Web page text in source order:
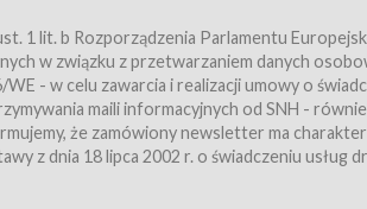
o których mowa w ust. 2 pkt. 4 i 5 poniżej,
1 lit. b Rozporządzenia Parlamentu
w związku z przetwarzaniem danych
- w celu zawarcia i realizacji umowy o
maili informacyjnych od SNH -
że zamówiony newsletter ma charakter
z dnia 18 lipca 2002 r. o świadczeniu usług